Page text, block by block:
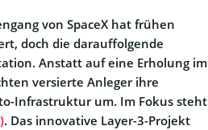
von SpaceX hat frühen
doch die darauffolgende
Anstatt auf eine Erholung im
versierte Anleger ihre
Infrastruktur um. Im Fokus steht
. Das innovative Layer-3-Projekt